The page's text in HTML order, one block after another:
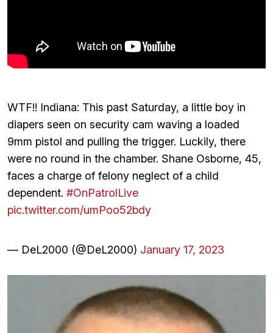
WTF!! Indiana: This past Saturday, a little boy in
diapers seen on security cam waving a loaded
9mm pistol and pulling the trigger. Luckily, there
were no round in the chamber. Shane Osborne, 45,
faces a charge of felony neglect of a child
dependent. #OnPatrolLive
pic.twitter.com/umPoo52bdy
— DeL2000 (@DeL2000) January 17, 2023